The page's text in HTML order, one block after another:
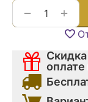
+
−
оплате